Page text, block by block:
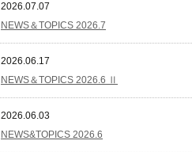
2026.07.07
NEWS＆TOPICS 2026.7
2026.06.17
NEWS＆TOPICS 2026.6 Ⅱ
2026.06.03
NEWS&TOPICS 2026.6